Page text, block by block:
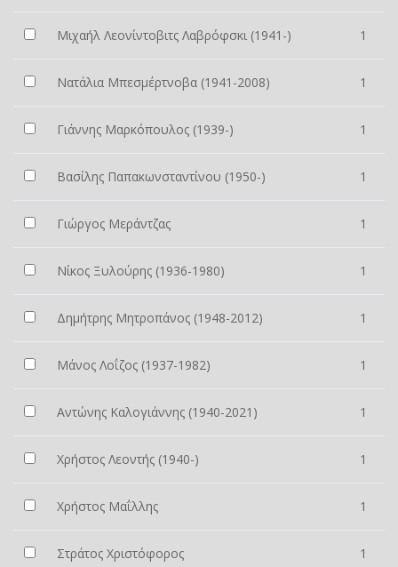
Μιχαήλ Λεονίντοβιτς Λαβρόφσκι (1941-) 1
Νατάλια Μπεσμέρτνοβα (1941-2008) 1
Γιάννης Μαρκόπουλος (1939-) 1
Βασίλης Παπακωνσταντίνου (1950-) 1
Γιώργος Μεράντζας 1
Νίκος Ξυλούρης (1936-1980) 1
Δημήτρης Μητροπάνος (1948-2012) 1
Μάνος Λοΐζος (1937-1982) 1
Αντώνης Καλογιάννης (1940-2021) 1
Χρήστος Λεοντής (1940-) 1
Χρήστος Μαΐλλης 1
Στράτος Χριστόφορος 1